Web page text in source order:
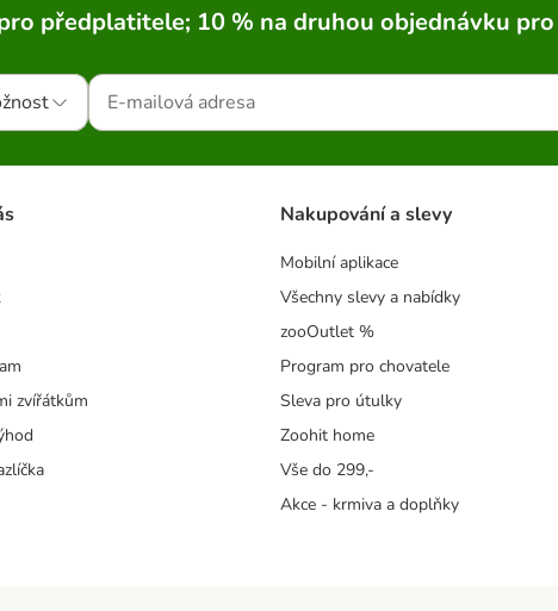
předplatitele; 10 % na druhou objednávku
zvířátkům
Nakupování a slevy
Mobilní aplikace
Všechny slevy a nabídky
zooOutlet %
Program pro chovatele
Sleva pro útulky
Zoohit home
Vše do 299,-
Akce - krmiva a doplňky